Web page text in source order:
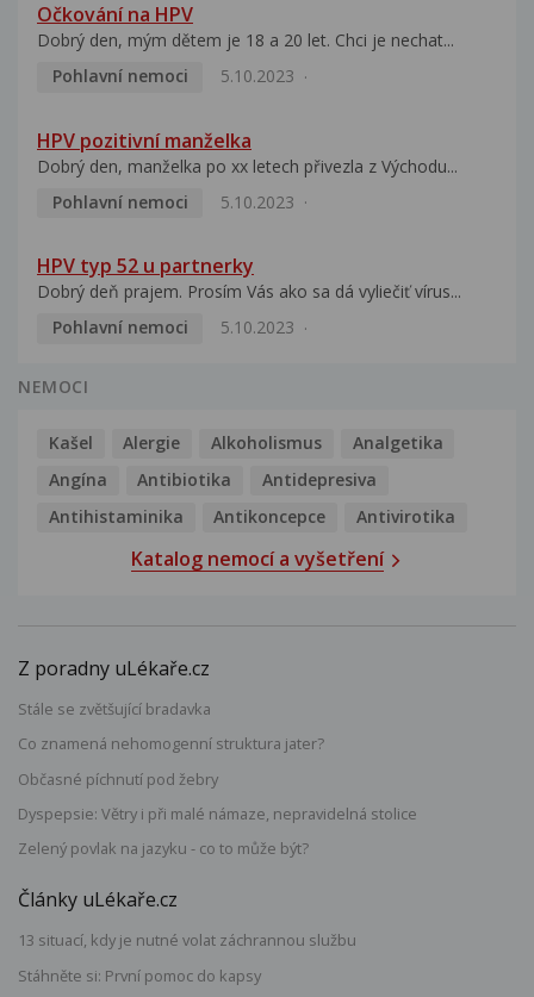
Očkování na HPV
Dobrý den, mým dětem je 18 a 20 let. Chci je nechat...
Pohlavní nemoci
5.10.2023
HPV pozitivní manželka
Dobrý den, manželka po xx letech přivezla z Východu...
Pohlavní nemoci
5.10.2023
HPV typ 52 u partnerky
Dobrý deň prajem. Prosím Vás ako sa dá vyliečiť vírus...
Pohlavní nemoci
5.10.2023
NEMOCI
Kašel Alergie Alkoholismus
Analgetika
Angína
Antibiotika
Antidepresiva
Antihistaminika
Antikoncepce Antivirotika
Katalog nemocí a vyšetření
Z poradny uLékaře.cz
Stále se zvětšující bradavka
Co znamená nehomogenní struktura jater?
Občasné píchnutí pod žebry
Dyspepsie: Větry i při malé námaze, nepravidelná stolice
Zelený povlak na jazyku - co to může být?
Články uLékaře.cz
13 situací, kdy je nutné volat záchrannou službu
Stáhněte si: První pomoc do kapsy